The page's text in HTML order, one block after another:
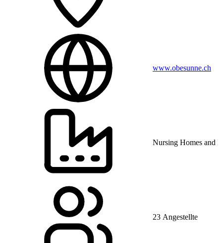
www.obesunne.ch
Nursing Homes and
23 Angestellte